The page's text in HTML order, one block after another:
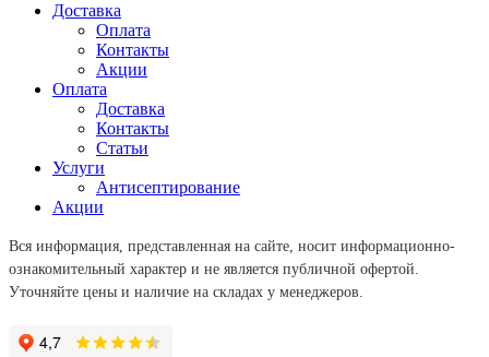
Доставка
Оплата
Контакты
Акции
Оплата
Доставка
Контакты
Статьи
Услуги
Антисептирование
Акции
Вся информация, представленная на сайте, носит информационно-
ознакомительный характер и не является публичной офертой.
Уточняйте цены и наличие на складах у менеджеров.